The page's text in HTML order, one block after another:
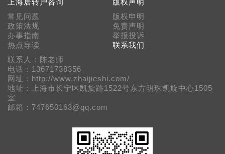
上海居转户咨询
常见问题
政策法规
办事指南
热点导读
版权声明
版权申明
免责声明
举报投诉
联系我们
联系人：陈老师
电话：13671738356
网址：http://www.zhaijieshi.com/
地址：上海市长宁区凯旋路1522号东方明珠凯旋中心1505
室
邮箱：747650163@qq.com